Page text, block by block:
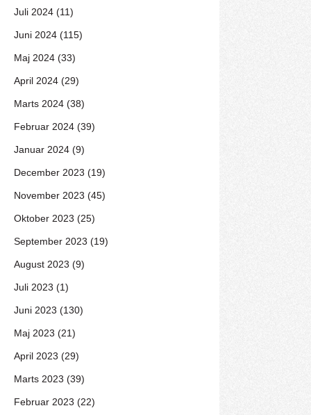
Juli 2024 (11)
Juni 2024 (115)
Maj 2024 (33)
April 2024 (29)
Marts 2024 (38)
Februar 2024 (39)
Januar 2024 (9)
December 2023 (19)
November 2023 (45)
Oktober 2023 (25)
September 2023 (19)
August 2023 (9)
Juli 2023 (1)
Juni 2023 (130)
Maj 2023 (21)
April 2023 (29)
Marts 2023 (39)
Februar 2023 (22)